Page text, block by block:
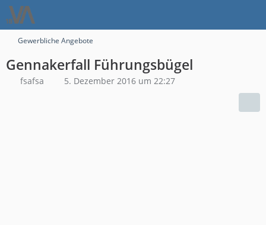
Gewerbliche Angebote
Gennakerfall Führungsbügel
fsafsa 5. Dezember 2016 um 22:27